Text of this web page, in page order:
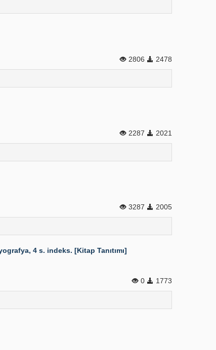
2806 2478
2287 2021
3287 2005
4 s. indeks. [Kitap Tanıtımı]
0 1773